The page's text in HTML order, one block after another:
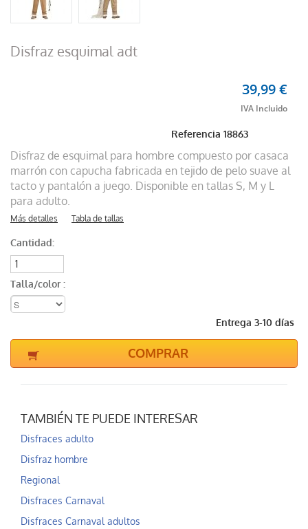
Disfraz esquimal adt
Referencia18863
39,99 €
Disfraz de esquimal para hombre compuesto por casaca
marrón con capucha fabricada en tejido de pelo suave al
tacto y pantalón a juego. Disponible en tallas S, M y L
para adulto.
Más detalles Tabla de tallas
Cantidad:
Talla/color :
Entrega 3-10 días
COMPRAR
TAMBIÉN TE PUEDE INTERESAR
Disfraces adulto
Disfraz hombre
Regional
Disfraces Carnaval
Disfraces Carnaval adultos